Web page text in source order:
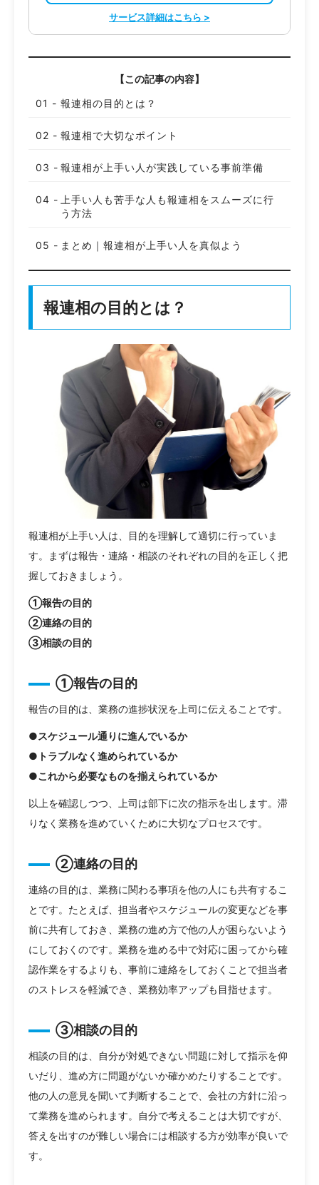
サービス詳細はこちら >
【この記事の内容】
報連相の目的とは？
報連相で大切なポイント
報連相が上手い人が実践している事前準備
上手い人も苦手な人も報連相をスムーズに行
う方法
まとめ｜報連相が上手い人を真似よう
報連相の目的とは？
報連相が上手い人は、目的を理解して適切に行っていま
す。まずは報告・連絡・相談のそれぞれの目的を正しく把
握しておきましょう。
①報告の目的
②連絡の目的
③相談の目的
①報告の目的
報告の目的は、業務の進捗状況を上司に伝えることです。
●スケジュール通りに進んでいるか
●トラブルなく進められているか
●これから必要なものを揃えられているか
以上を確認しつつ、上司は部下に次の指示を出します。滞
りなく業務を進めていくために大切なプロセスです。
②連絡の目的
連絡の目的は、業務に関わる事項を他の人にも共有するこ
とです。たとえば、担当者やスケジュールの変更などを事
前に共有しておき、業務の進め方で他の人が困らないよう
にしておくのです。業務を進める中で対応に困ってから確
認作業をするよりも、事前に連絡をしておくことで担当者
のストレスを軽減でき、業務効率アップも目指せます。
③相談の目的
相談の目的は、自分が対処できない問題に対して指示を仰
いだり、進め方に問題がないか確かめたりすることです。
他の人の意見を聞いて判断することで、会社の方針に沿っ
て業務を進められます。自分で考えることは大切ですが、
答えを出すのが難しい場合には相談する方が効率が良いで
す。